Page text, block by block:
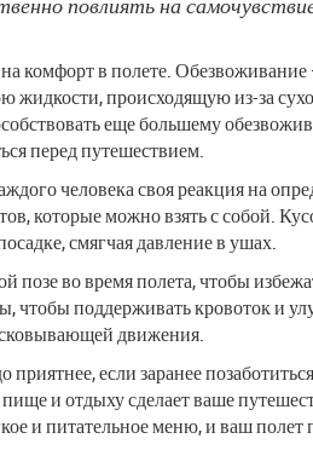
комфорт в полете.
жидкости, происходящую из-за
еще большему
перед путешествием.
человека своя реакция на
которые можно взять с собой.
смягчая давление в ушах.
во время полета, чтобы
чтобы поддерживать кровоток и
движения.
приятнее, если заранее
и отдыху сделает ваше
и питательное меню, и ваш полет